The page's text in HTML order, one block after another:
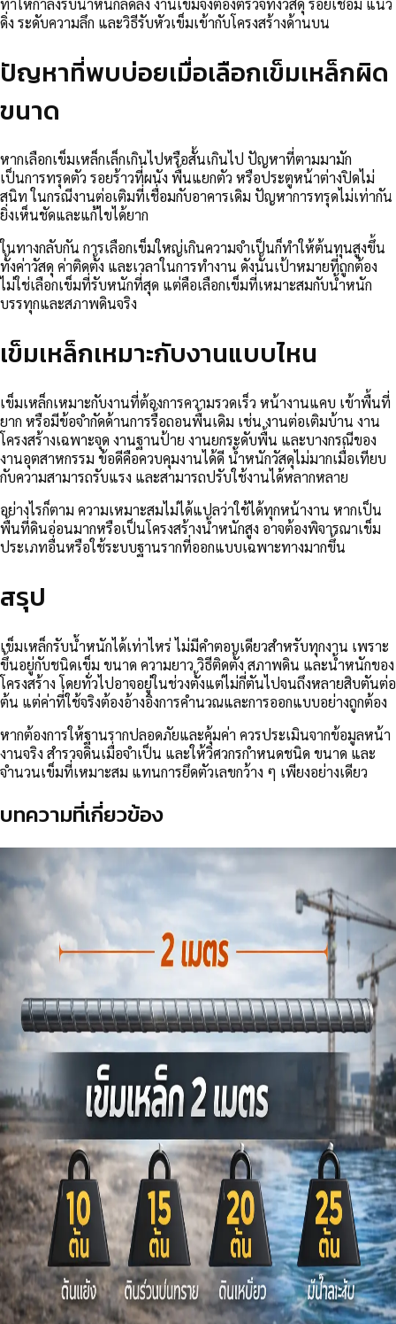
ดิ่ง ระดับความลึก และวิธีรับหัวเข็มเข้ากับโครงสร้างด้านบน
ปัญหาที่พบบ่อยเมื่อเลือกเข็มเหล็กผิด
ขนาด
หากเลือกเข็มเหล็กเล็กเกินไปหรือสั้นเกินไป ปัญหาที่ตามมามัก
เป็นการทรุดตัว รอยร้าวที่ผนัง พื้นแยกตัว หรือประตูหน้าต่างปิดไม่
สนิท ในกรณีงานต่อเติมที่เชื่อมกับอาคารเดิม ปัญหาการทรุดไม่เท่ากัน
ยิ่งเห็นชัดและแก้ไขได้ยาก
ในทางกลับกัน การเลือกเข็มใหญ่เกินความจำเป็นก็ทำให้ต้นทุนสูงขึ้น
ทั้งค่าวัสดุ ค่าติดตั้ง และเวลาในการทำงาน ดังนั้นเป้าหมายที่ถูกต้อง
ไม่ใช่เลือกเข็มที่รับหนักที่สุด แต่คือเลือกเข็มที่เหมาะสมกับน้ำหนัก
บรรทุกและสภาพดินจริง
เข็มเหล็กเหมาะกับงานแบบไหน
เข็มเหล็กเหมาะกับงานที่ต้องการความรวดเร็ว หน้างานแคบ เข้าพื้นที่
ยาก หรือมีข้อจำกัดด้านการรื้อถอนพื้นเดิม เช่น งานต่อเติมบ้าน งาน
โครงสร้างเฉพาะจุด งานฐานป้าย งานยกระดับพื้น และบางกรณีของ
งานอุตสาหกรรม ข้อดีคือควบคุมงานได้ดี น้ำหนักวัสดุไม่มากเมื่อเทียบ
กับความสามารถรับแรง และสามารถปรับใช้งานได้หลากหลาย
อย่างไรก็ตาม ความเหมาะสมไม่ได้แปลว่าใช้ได้ทุกหน้างาน หากเป็น
พื้นที่ดินอ่อนมากหรือเป็นโครงสร้างน้ำหนักสูง อาจต้องพิจารณาเข็ม
ประเภทอื่นหรือใช้ระบบฐานรากที่ออกแบบเฉพาะทางมากขึ้น
สรุป
เข็มเหล็กรับน้ำหนักได้เท่าไหร่ ไม่มีคำตอบเดียวสำหรับทุกงาน เพราะ
ขึ้นอยู่กับชนิดเข็ม ขนาด ความยาว วิธีติดตั้ง สภาพดิน และน้ำหนักของ
โครงสร้าง โดยทั่วไปอาจอยู่ในช่วงตั้งแต่ไม่กี่ตันไปจนถึงหลายสิบตันต่อ
ต้น แต่ค่าที่ใช้จริงต้องอ้างอิงการคำนวณและการออกแบบอย่างถูกต้อง
หากต้องการให้ฐานรากปลอดภัยและคุ้มค่า ควรประเมินจากข้อมูลหน้า
งานจริง สำรวจดินเมื่อจำเป็น และให้วิศวกรกำหนดชนิด ขนาด และ
จำนวนเข็มที่เหมาะสม แทนการยึดตัวเลขกว้าง ๆ เพียงอย่างเดียว
บทความที่เกี่ยวข้อง